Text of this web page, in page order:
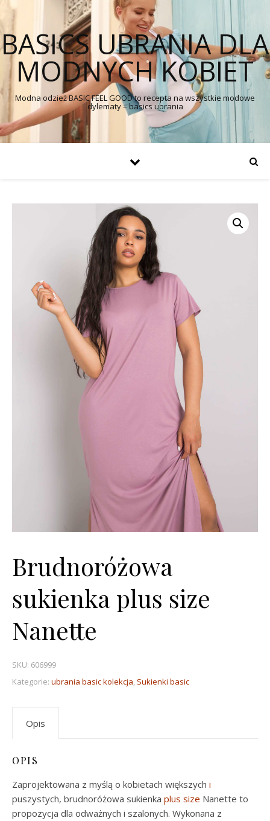
BASICS UBRANIA DLA
MODNYCH KOBIET
Modna odzież BASIC FEEL GOOD to recepta na wszystkie modowe
dylematy – basics ubrania
Brudnoróżowa
sukienka plus size
Nanette
SKU: 606999
Kategorie: ubrania basic kolekcja, Sukienki basic
Opis
OPIS
Zaprojektowana z myślą o kobietach większych i
puszystych, brudnoróżowa sukienka plus size Nanette to
propozycja dla odważnych i szalonych. Wykonana z